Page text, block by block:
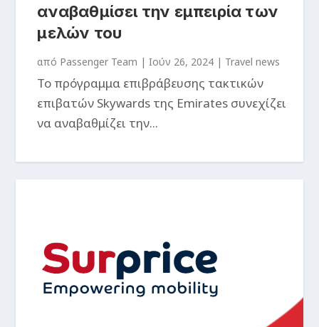
αναβαθμίσει την εμπειρία των
μελών του
από Passenger Team |Ιούν 26, 2024 | Travel news
Το πρόγραμμα επιβράβευσης τακτικών
επιβατών Skywards της Emirates συνεχίζει
να αναβαθμίζει την...